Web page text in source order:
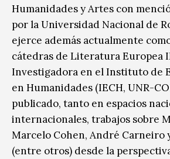
Humanidades y Artes con
por la Universidad Nacional de
ejerce además actualmente
cátedras de Literatura Europea
Investigadora en el Instituto de
en Humanidades (IECH, UNR-
publicado, tanto en espacios
internacionales, trabajos sobre
Marcelo Cohen, André Carneiro
(entre otros) desde la